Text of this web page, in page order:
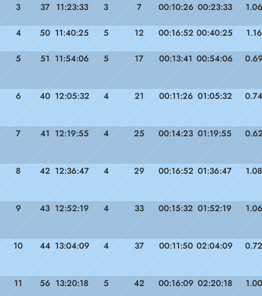
3 37 11:23:33 3 7 00:10:26 00:23:33 1.06
4 50 11:40:25 5 12 00:16:52 00:40:25 1.16
5 51 11:54:06 5 17 00:13:41 00:54:06
6 40 12:05:32 4 21 00:11:26 01:05:32 0.74
7 41 12:19:55 4 25 00:14:23 01:19:55
8 42 12:36:47 4 29 00:16:52 01:36:47 1.08
9 43 12:52:19 4 33 00:15:32 01:52:19 1.06
10 44 13:04:09 4 37 00:11:50 02:04:09 0.72
11 56 13:20:18 5 42 00:16:09 02:20:18 1.00